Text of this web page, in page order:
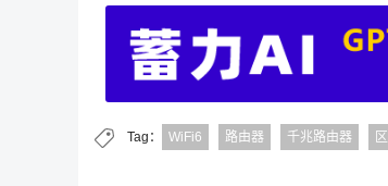
Tag： WiFi6 路由器 千兆路由器